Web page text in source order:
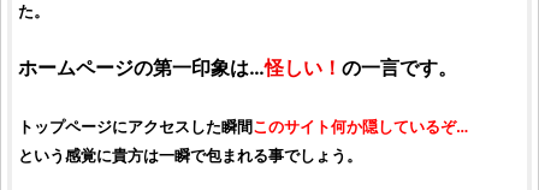
た。
ホームページの第一印象は…怪しい！ の一言です。
トップページにアクセスした瞬間このサイト何か隠しているぞ…
という感覚に貴方は一瞬で包まれる事でしょう。